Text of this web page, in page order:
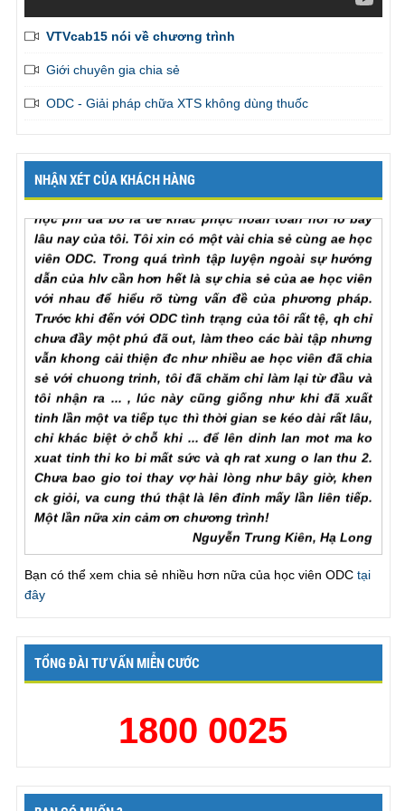
VTVcab15 nói về chương trình
Giới chuyên gia chia sẻ
ODC - Giải pháp chữa XTS không dùng thuốc
NHẬN XÉT CỦA KHÁCH HÀNG
Em đã liên tục được bạn gái khen là thành công vượt
bậc trên giường , admin gởi tiếp giúp em những bài tập
cảm ơn chương trình
Tôi đã hoàn thành xong khoá học, cảm ơn chương
trình rất nhiều, quả thật là rất xứng đáng với số tiền
học phí đã bỏ ra để khắc phục hoàn toàn nỗi lo bấy
lâu nay của tôi. Tôi xin có một vài chia sẻ cùng ae học
viên ODC. Trong quá trình tập luyện ngoài sự hướng
dẫn của hlv cần hơn hết là sự chia sẻ của ae học viên
với nhau để hiểu rõ từng vấn đề của phương pháp.
Trước khi đến với ODC tình trạng của tôi rất tệ, qh chỉ
chưa đầy một phú đã out, làm theo các bài tập nhưng
vẫn khong cải thiện đc như nhiều ae học viên đã chia
sẻ với chuong trinh, tôi đã chăm chỉ làm lại từ đầu và
tôi nhận ra ... , lúc này cũng giống như khi đã xuất
tinh lần một va tiếp tục thì thời gian se kéo dài rất lâu,
chỉ khác biệt ở chỗ khi ... để lên dinh lan mot ma ko
xuat tinh thi ko bi mất sức và qh rat xung o lan thu 2.
Chưa bao gio toi thay vợ hài lòng như bây giờ, khen
ck giỏi, va cung thú thật là lên đỉnh mấy lần liên tiếp.
Một lần nữa xin cảm ơn chương trình!
Nguyễn Trung Kiên, Hạ Long
nhưng sau khi thực sự áp dụng tôi đã thực sự thấy
kết quả” “
dài quá lâu và tôi thực sự không có nhiều lựa chọn.
Sau khi tham gia ODC tôi đã thấy mình may mắn khi
quyết định tham gia chương trình. Hiện giờ tôi đã kết
Mr.Kiên., Hải Phòng
“Tôi đã làm được điều mà tôi đã từng cảm thấy tuyệt
Bạn có thể xem chia sẻ nhiều hơn nữa của học viên ODC tại
đây
TỔNG ĐÀI TƯ VẤN MIỄN CƯỚC
1800 0025